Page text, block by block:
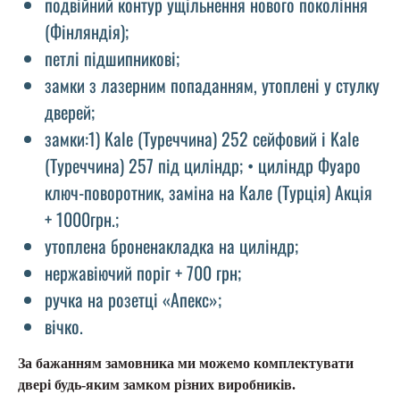
(Фінляндія);
петлі підшипникові;
замки з лазерним попаданням, утоплені у стулку
дверей;
замки:1) Kale (Туреччина) 252 сейфовий і Kale
(Туреччина) 257 під циліндр; • циліндр Фуаро
ключ-поворотник, заміна на Кале (Турція) Акція
+ 1000грн.;
утоплена броненакладка на циліндр;
нержавіючий поріг + 700 грн;
ручка на розетці «Апекс»;
вічко.
За бажанням замовника ми можемо комплектувати
двері будь-яким замком різних виробників.